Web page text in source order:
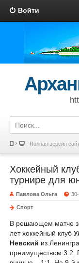
Войти
Полная версия
Хоккейный
турнире для
Павлова Ольга
Спорт
В решающем матче
лет хоккейный клуб
Невский из
преимуществом 3:2.